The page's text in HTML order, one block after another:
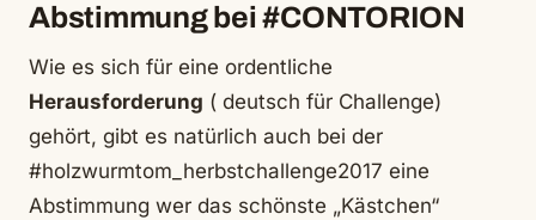
Abstimmung bei #CONTORION
Wie es sich für eine ordentliche
Herausforderung ( deutsch für Challenge)
gehört, gibt es natürlich auch bei der
#holzwurmtom_herbstchallenge2017 eine
Abstimmung wer das schönste „Kästchen“